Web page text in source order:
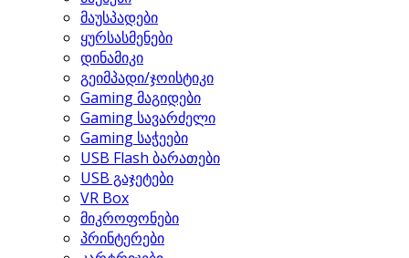
მაუსპადები
ყურსასმენები
დინამიკი
გეიმპადი/ჯოისტიკი
Gaming მაგიდები
Gaming სავარძელი
Gaming საჭეები
USB Flash ბარათები
USB გაჯეტები
VR Box
მიკროფონები
პრინტერები